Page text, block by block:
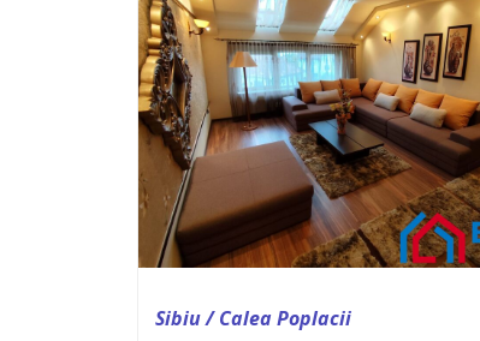
Sibiu / Calea Poplacii